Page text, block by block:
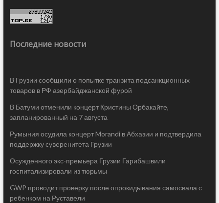
Последние новости
В Грузии сообщили о попытке транзита подсанкционных
товаров в РФ азербайджанской фурой
В Батуми отменили концерт Кристины Орбакайте,
запланированный на 7 августа
Румыния осудила концерт Morandi в Абхазии и подтвердила
поддержку суверенитета Грузии
Осужденного экс-премьера Грузии Гарибашвили
госпитализировали из тюрьмы
GWP проводит проверку после опрокидывания самосвала с
ребенком на Руставели